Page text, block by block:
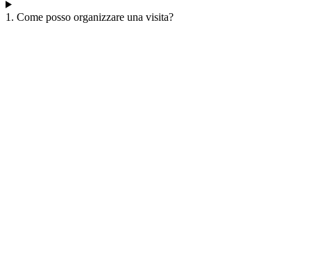
1. Come posso organizzare una visita?